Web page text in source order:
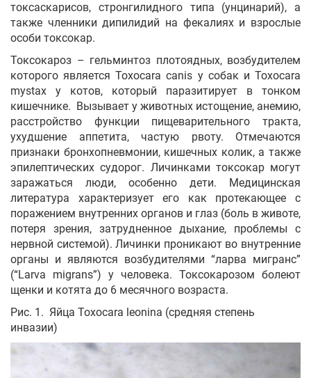
токсаскарисов, стронгилидного типа (унцинарий), а
также членники дипилидий на фекалиях и взрослые
особи токсокар.
Токсокароз – гельминтоз плотоядных, возбудителем
которого является Toxocara canis у собак и Toxocara
mystax у котов, который паразитирует в тонком
кишечнике. Вызывает у животных истощение, анемию,
расстройство функции пищеварительного тракта,
ухудшение аппетита, частую рвоту. Отмечаются
признаки бронхопневмонии, кишечных колик, а также
эпилептических судорог. Личинками токсокар могут
заражаться люди, особенно дети. Медицинская
литература характеризует его как протекающее с
поражением внутренних органов и глаз (боль в животе,
потеря зрения, затрудненное дыхание, проблемы с
нервной системой). Личинки проникают во внутренние
органы и являются возбудителями “ларва мигранс”
(“Larva migrans”) у человека. Токсокарозом болеют
щенки и котята до 6 месячного возраста.
Рис. 1. Яйца Toxocara leonina (средняя степень
инвазии)